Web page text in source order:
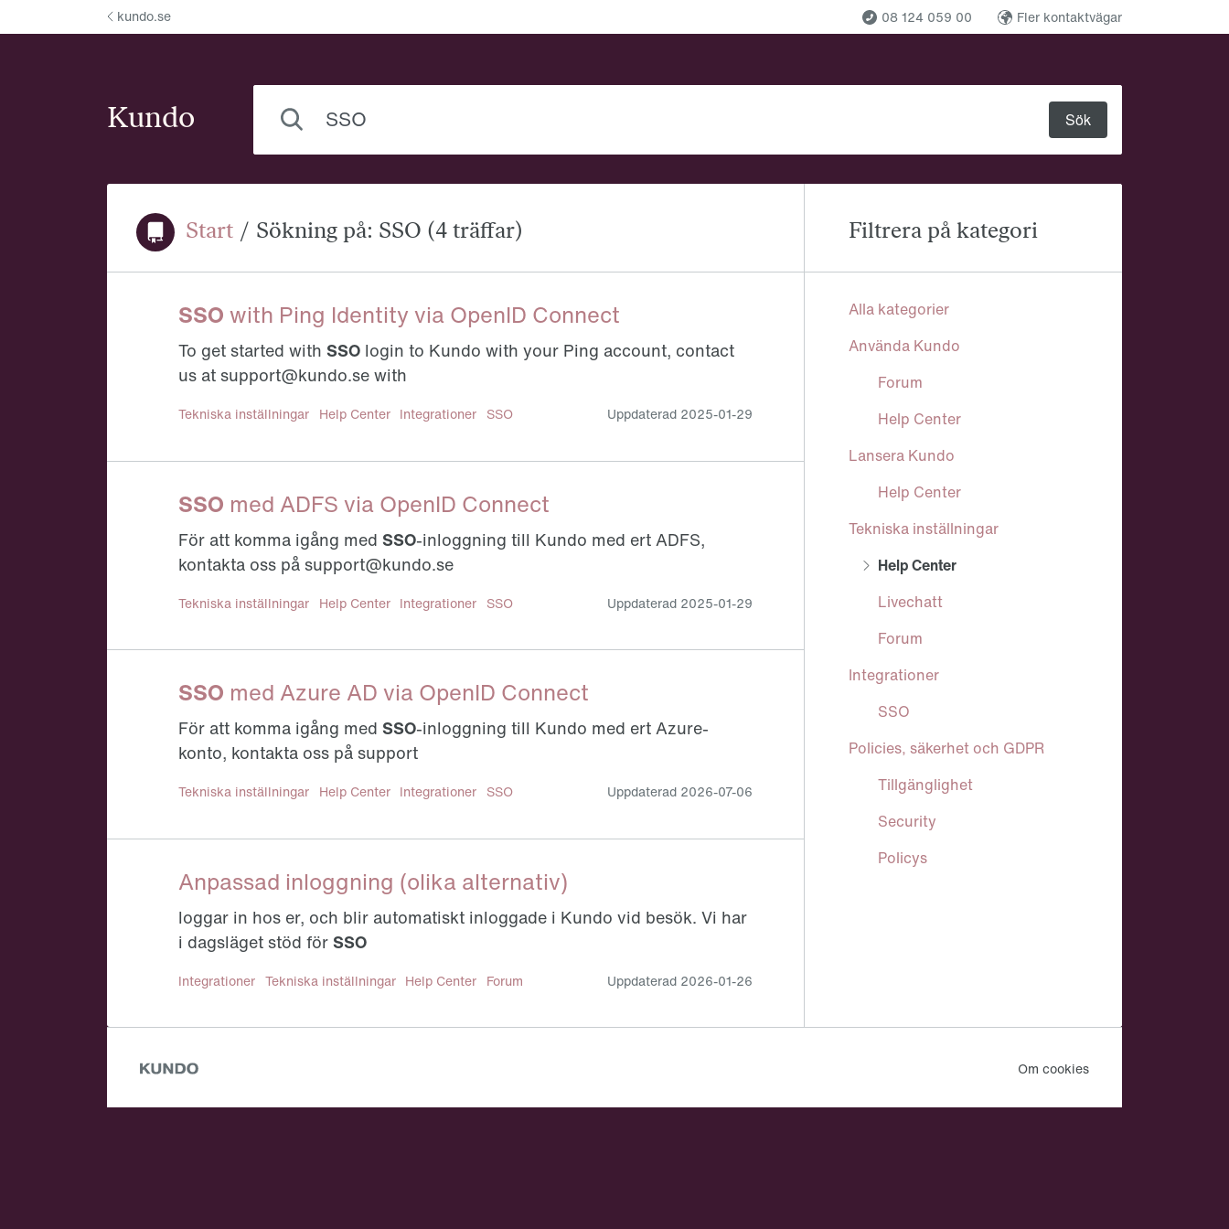
Hoppa till innehåll
Kundo Sök
kundo.se 08 124 059 00 Fler kontaktvägar
Du är här:Start / Sökning på: SSO (4 träffar)
SSOwith Ping Identity via OpenID Connect
To get started with SSO login to Kundo with your Ping account, contact
us at support@kundo.se with
Tillhör kategori:
Tekniska inställningar Help Center Integrationer SSO Uppdaterad 2025-01-29
SSO med ADFS via OpenID Connect
För att komma igång med SSO-inloggning till Kundo med ert ADFS,
kontakta oss på support@kundo.se
Tillhör kategori:
Tekniska inställningar Help Center Integrationer SSO Uppdaterad 2025-01-29
SSO med Azure AD via OpenID Connect
För att komma igång med SSO-inloggning till Kundo med ert Azure-
konto, kontakta oss på support
Tillhör kategori:
Tekniska inställningar Help Center Integrationer SSO Uppdaterad 2026-07-06
Anpassad inloggning (olika alternativ)
loggar in hos er, och blir automatiskt inloggade i Kundo vid besök. Vi har
i dagsläget stöd förSSO
Tillhör kategori:
Integrationer Tekniska inställningar Help Center Forum Uppdaterad 2026-01-26
Filtrera på kategori
Alla kategorier
Använda Kundo
Forum
Help Center
Lansera Kundo
Help Center
Tekniska inställningar
Help Center
Livechatt
Forum
Integrationer
SSO
Policies, säkerhet och GDPR
Tillgänglighet
Security
Policys
Om cookies